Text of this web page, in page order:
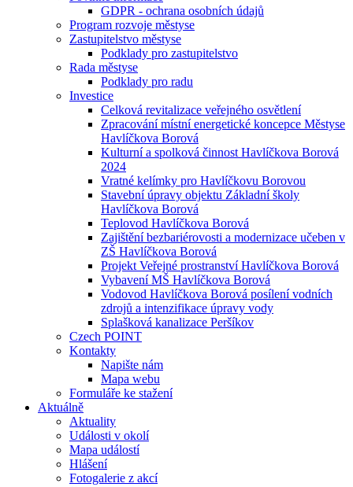
GDPR - ochrana osobních údajů
Program rozvoje městyse
Zastupitelstvo městyse
Podklady pro zastupitelstvo
Rada městyse
Podklady pro radu
Investice
Celková revitalizace veřejného osvětlení
Zpracování místní energetické koncepce Městyse
Havlíčkova Borová
Kulturní a spolková činnost Havlíčkova Borová
2024
Vratné kelímky pro Havlíčkovu Borovou
Stavební úpravy objektu Základní školy
Havlíčkova Borová
Teplovod Havlíčkova Borová
Zajištění bezbariérovosti a modernizace učeben v
ZŠ Havlíčkova Borová
Projekt Veřejné prostranství Havlíčkova Borová
Vybavení MŠ Havlíčkova Borová
Vodovod Havlíčkova Borová posílení vodních
zdrojů a intenzifikace úpravy vody
Splašková kanalizace Peršíkov
Czech POINT
Kontakty
Napište nám
Mapa webu
Formuláře ke stažení
Aktuálně
Aktuality
Události v okolí
Mapa událostí
Hlášení
Fotogalerie z akcí